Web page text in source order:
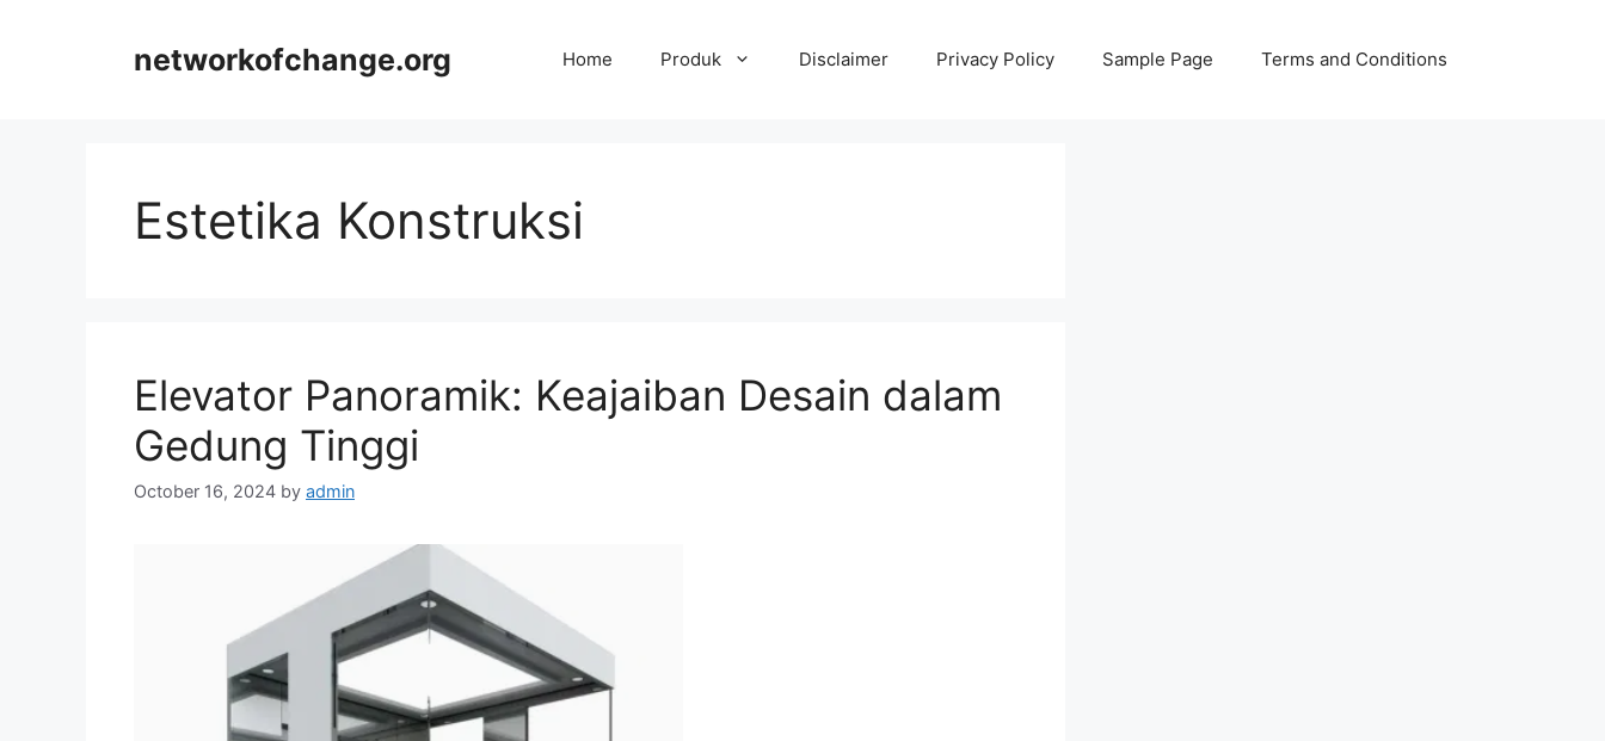
networkofchange.org Home Produk Disclaimer Privacy Policy Sample Page Terms and Conditions
Estetika Konstruksi
Elevator Panoramik: Keajaiban Desain dalam
Gedung Tinggi
October 16, 2024 by admin